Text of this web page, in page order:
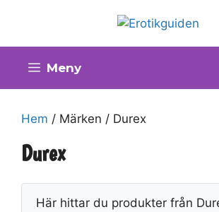
innehåll
Meny
Hem / Märken / Durex
Durex
Här hittar du produkter från